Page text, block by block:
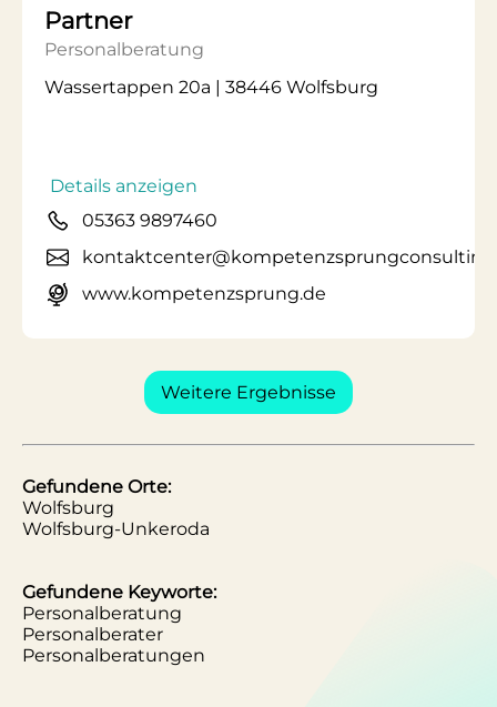
Partner
Personalberatung
Wassertappen 20a | 38446 Wolfsburg
Details anzeigen
05363 9897460
www.kompetenzsprung.de
Weitere Ergebnisse
Gefundene Orte:
Wolfsburg
Wolfsburg-Unkeroda
Gefundene Keyworte:
Personalberatung
Personalberater
Personalberatungen